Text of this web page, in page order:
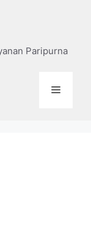
Paripurna
Menu